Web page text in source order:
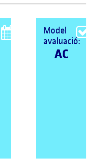
Model
avaluació:
AC